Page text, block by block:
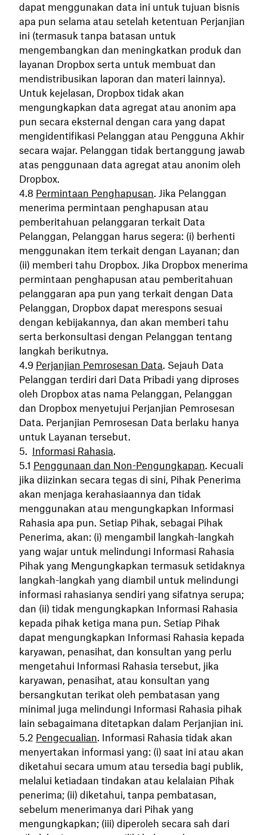
dapat menggunakan data ini untuk tujuan bisnis
apa pun selama atau setelah ketentuan Perjanjian
ini (termasuk tanpa batasan untuk
mengembangkan dan meningkatkan produk dan
layanan Dropbox serta untuk membuat dan
mendistribusikan laporan dan materi lainnya).
Untuk kejelasan, Dropbox tidak akan
mengungkapkan data agregat atau anonim apa
pun secara eksternal dengan cara yang dapat
mengidentifikasi Pelanggan atau Pengguna Akhir
secara wajar. Pelanggan tidak bertanggung jawab
atas penggunaan data agregat atau anonim oleh
Dropbox.
Permintaan Penghapusan. Jika Pelanggan
menerima permintaan penghapusan atau
pemberitahuan pelanggaran terkait Data
Pelanggan, Pelanggan harus segera: (i) berhenti
menggunakan item terkait dengan Layanan; dan
(ii) memberi tahu Dropbox. Jika Dropbox menerima
permintaan penghapusan atau pemberitahuan
pelanggaran apa pun yang terkait dengan Data
Pelanggan, Dropbox dapat merespons sesuai
dengan kebijakannya, dan akan memberi tahu
serta berkonsultasi dengan Pelanggan tentang
langkah berikutnya.
Perjanjian Pemrosesan Data. Sejauh Data
Pelanggan terdiri dari Data Pribadi yang diproses
oleh Dropbox atas nama Pelanggan, Pelanggan
dan Dropbox menyetujui Perjanjian Pemrosesan
Data. Perjanjian Pemrosesan Data berlaku hanya
untuk Layanan tersebut.
Informasi Rahasia.
Penggunaan dan Non-Pengungkapan. Kecuali
jika diizinkan secara tegas di sini, Pihak Penerima
akan menjaga kerahasiaannya dan tidak
menggunakan atau mengungkapkan Informasi
Rahasia apa pun. Setiap Pihak, sebagai Pihak
Penerima, akan: (i) mengambil langkah-langkah
yang wajar untuk melindungi Informasi Rahasia
Pihak yang Mengungkapkan termasuk setidaknya
langkah-langkah yang diambil untuk melindungi
informasi rahasianya sendiri yang sifatnya serupa;
dan (ii) tidak mengungkapkan Informasi Rahasia
kepada pihak ketiga mana pun. Setiap Pihak
dapat mengungkapkan Informasi Rahasia kepada
karyawan, penasihat, dan konsultan yang perlu
mengetahui Informasi Rahasia tersebut, jika
karyawan, penasihat, atau konsultan yang
bersangkutan terikat oleh pembatasan yang
minimal juga melindungi Informasi Rahasia pihak
lain sebagaimana ditetapkan dalam Perjanjian ini.
Pengecualian. Informasi Rahasia tidak akan
menyertakan informasi yang: (i) saat ini atau akan
diketahui secara umum atau tersedia bagi publik,
melalui ketiadaan tindakan atau kelalaian Pihak
penerima; (ii) diketahui, tanpa pembatasan,
sebelum menerimanya dari Pihak yang
mengungkapkan; (iii) diperoleh secara sah dari